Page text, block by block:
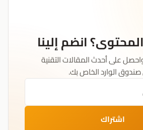
انضم إلينا
على أحدث المقالات التقنية
الوارد الخاص بك.
اشتراك